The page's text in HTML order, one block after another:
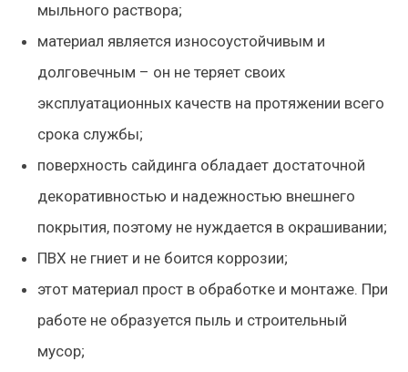
мыльного раствора;
материал является износоустойчивым и
долговечным – он не теряет своих
эксплуатационных качеств на протяжении всего
срока службы;
поверхность сайдинга обладает достаточной
декоративностью и надежностью внешнего
покрытия, поэтому не нуждается в окрашивании;
ПВХ не гниет и не боится коррозии;
этот материал прост в обработке и монтаже. При
работе не образуется пыль и строительный
мусор;